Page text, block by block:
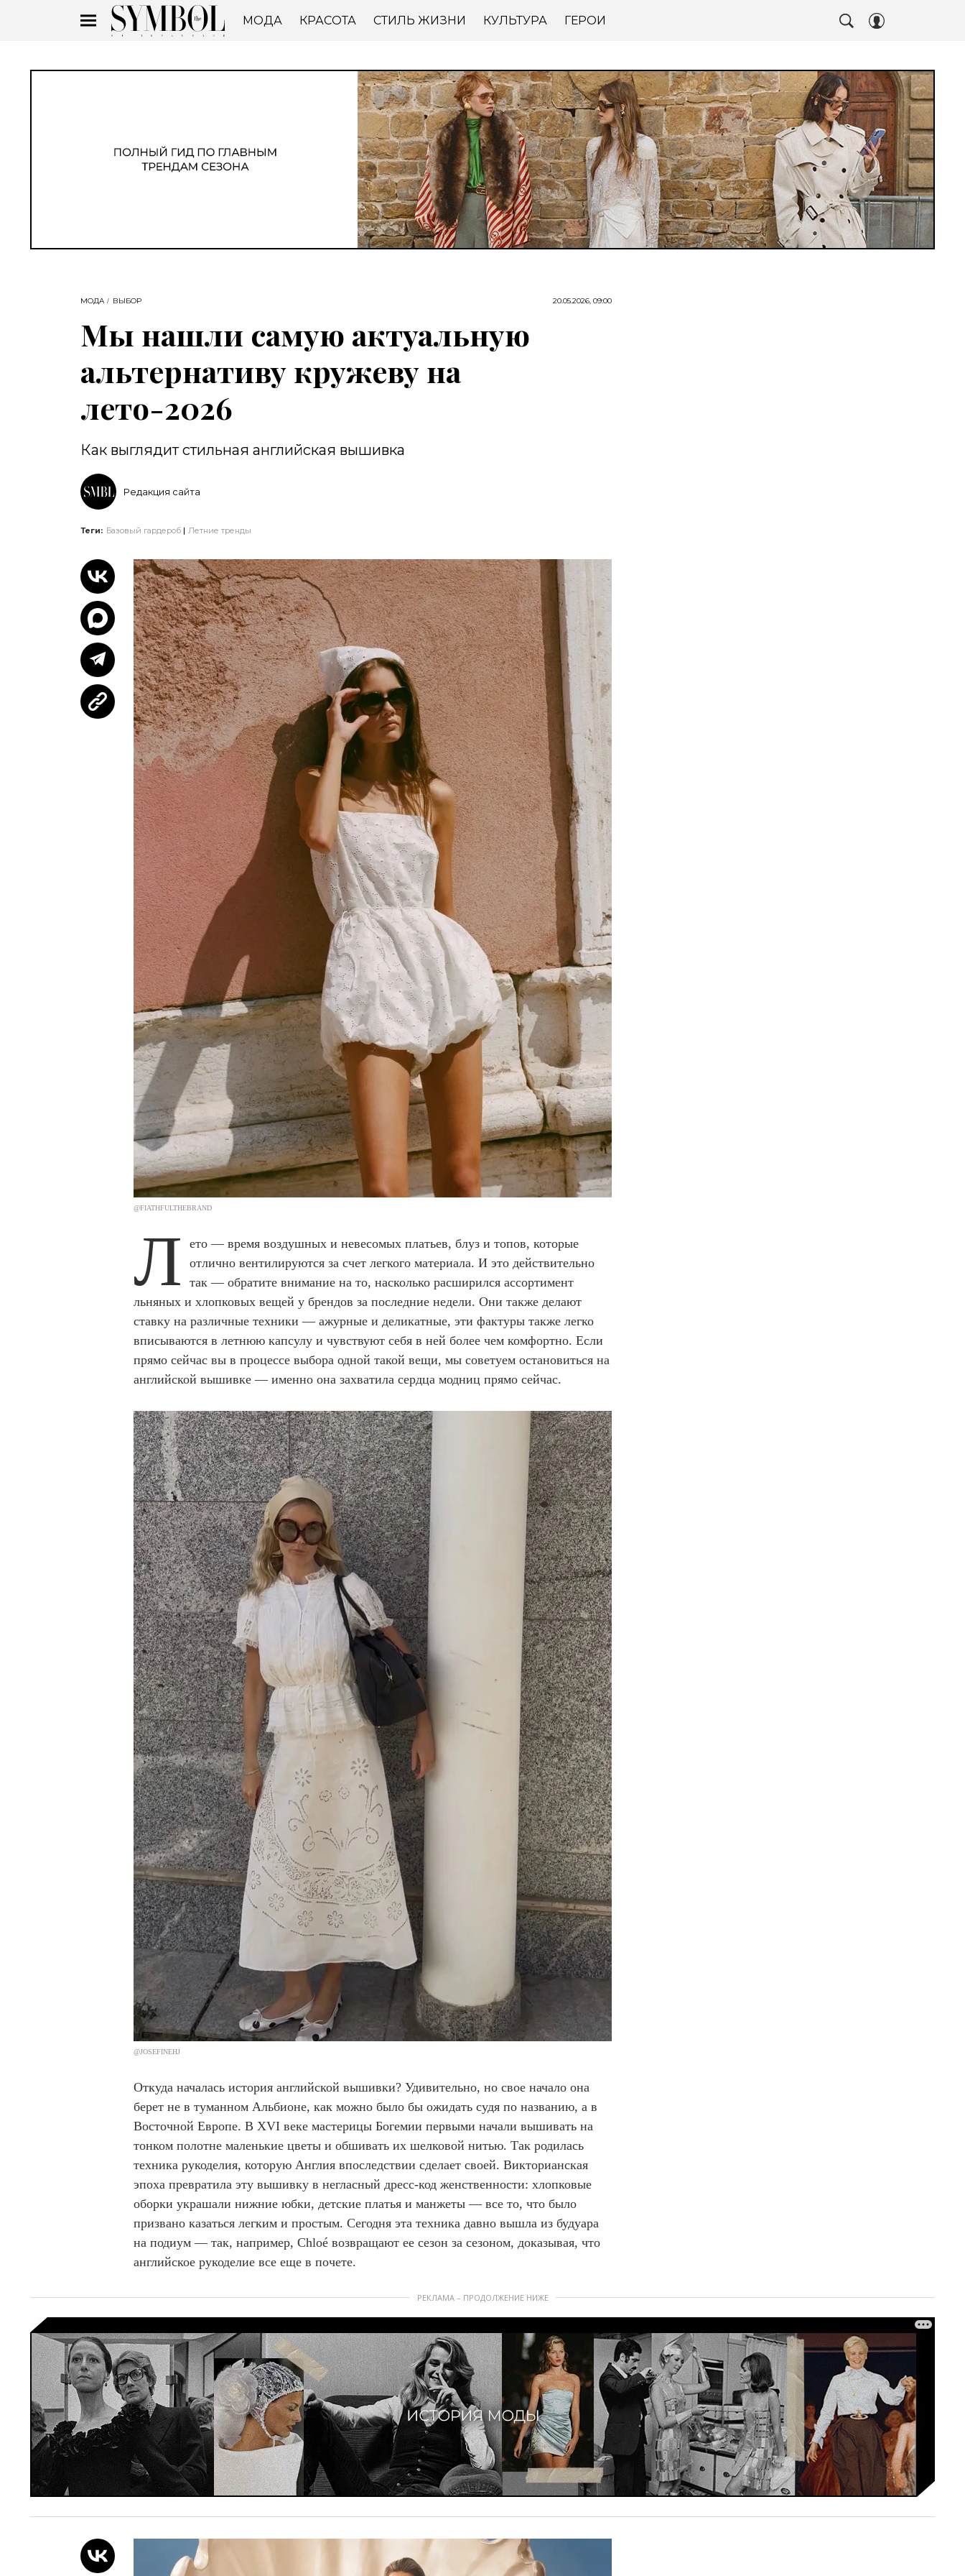
МОДА КРАСОТА СТИЛЬ ЖИЗНИ КУЛЬТУРА ГЕРОИ
МОДА ВЫБОР 20.05.2026, 09:00
Мы нашли самую актуальную
альтернативу кружеву на
лето-2026
Как выглядит стильная английская вышивка
Редакция сайта
Теги: Базовый гардероб Летние тренды
@FIATHFULTHEBRAND
Л
ето — время воздушных и невесомых платьев, блуз и топов, которые
отлично вентилируются за счет легкого материала. И это действительно
так — обратите внимание на то, насколько расширился ассортимент
льняных и хлопковых вещей у брендов за последние недели. Они также делают
ставку на различные техники — ажурные и деликатные, эти фактуры также легко
вписываются в летнюю капсулу и чувствуют себя в ней более чем комфортно. Если
прямо сейчас вы в процессе выбора одной такой вещи, мы советуем остановиться на
английской вышивке — именно она захватила сердца модниц прямо сейчас.
@JOSEFINEHJ
Откуда началась история английской вышивки? Удивительно, но свое начало она
берет не в туманном Альбионе, как можно было бы ожидать судя по названию, а в
Восточной Европе. В XVI веке мастерицы Богемии первыми начали вышивать на
тонком полотне маленькие цветы и обшивать их шелковой нитью. Так родилась
техника рукоделия, которую Англия впоследствии сделает своей. Викторианская
эпоха превратила эту вышивку в негласный дресс-код женственности: хлопковые
оборки украшали нижние юбки, детские платья и манжеты — все то, что было
призвано казаться легким и простым. Сегодня эта техника давно вышла из будуара
на подиум — так, например, Chloé возвращают ее сезон за сезоном, доказывая, что
английское рукоделие все еще в почете.
РЕКЛАМА – ПРОДОЛЖЕНИЕ НИЖЕ